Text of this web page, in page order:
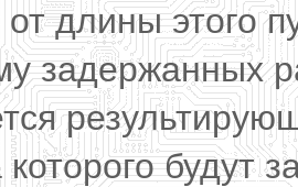
длины этого
задержанных
будут